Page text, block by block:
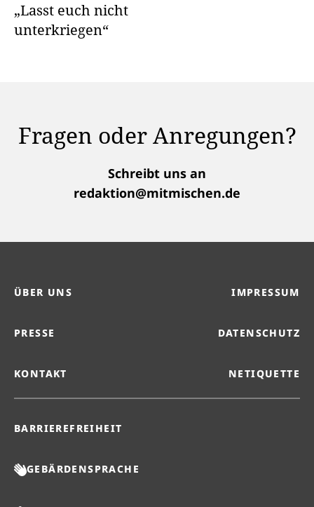
„Lasst euch nicht
unterkriegen“
Fragen oder Anregungen?
Schreibt uns an
redaktion@mitmischen.de
ÜBER UNS IMPRESSUM
PRESSE DATENSCHUTZ
KONTAKT NETIQUETTE
BARRIEREFREIHEIT
GEBÄRDENSPRACHE